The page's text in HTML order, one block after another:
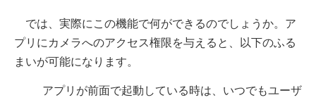
では、実際にこの機能で何ができるのでしょうか。ア
プリにカメラへのアクセス権限を与えると、以下のふる
まいが可能になります。
アプリが前面で起動している時は、いつでもユーザ